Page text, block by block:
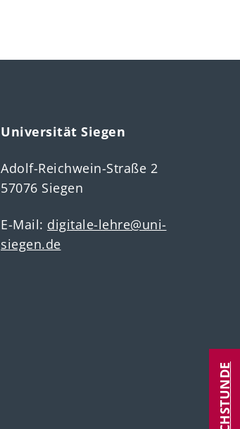
Universität Siegen
Adolf-Reichwein-Straße 2
57076 Siegen
E-Mail: digitale-lehre@uni-
siegen.de